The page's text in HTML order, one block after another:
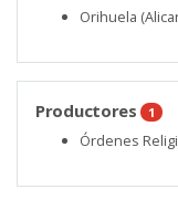
Orihuela
Productores 1
Órdenes